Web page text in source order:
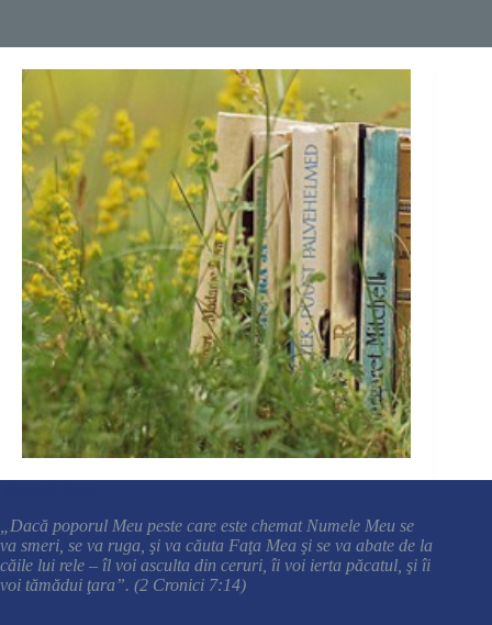
„Dacă poporul Meu peste care este chemat Numele Meu se
va smeri, se va ruga, şi va căuta Faţa Mea şi se va abate de la
căile lui rele – îl voi asculta din ceruri, îi voi ierta păcatul, şi îi
voi tămădui ţara”. (2 Cronici 7:14)